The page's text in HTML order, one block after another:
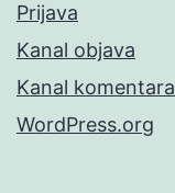
Prijava
Kanal objava
Kanal komentara
WordPress.org